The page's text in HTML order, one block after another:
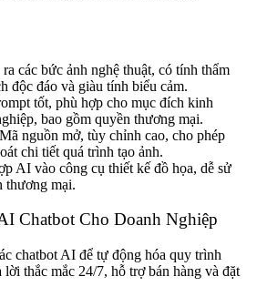
ra các bức ảnh nghệ thuật, có tính thẩm
độc đáo và giàu tính biểu cảm.
tốt, phù hợp cho mục đích kinh
bao gồm quyền thương mại.
Mã nguồn mở, tùy chỉnh cao, cho phép
chi tiết quá trình tạo ảnh.
AI vào công cụ thiết kế đồ họa, dễ sử
thương mại.
Chatbot Cho Doanh Nghiệp
chatbot AI để tự động hóa quy trình
lời thắc mắc 24/7, hỗ trợ bán hàng và đặt